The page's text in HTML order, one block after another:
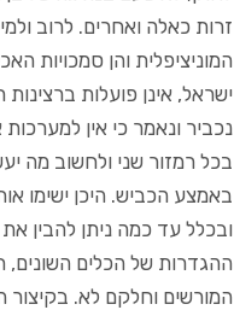
זרות כאלה ואחרים. לרוב
המוניציפלית והן סמכויות
ישראל, אינן פועלות
נכביר ונאמר כי אין
בכל רמזור שני ולחשוב מה
באמצע הכביש. היכן ישימו
ובכלל עד כמה ניתן להבין
ההגדרות של הכלים
המורשים וחלקם לא. בקיצור